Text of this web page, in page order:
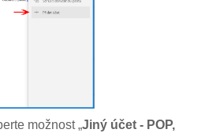
možnost „Jiný účet - POP,